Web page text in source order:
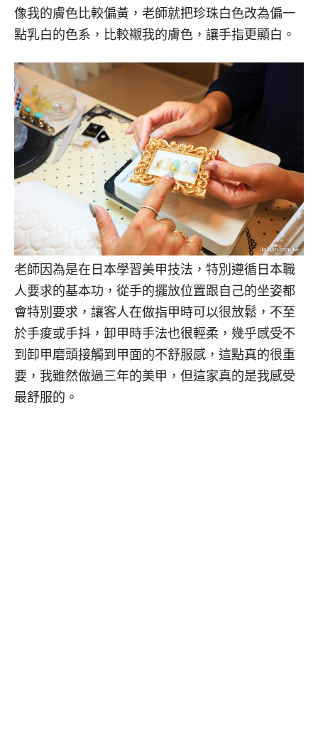
像我的膚色比較偏黃，老師就把珍珠白色改為偏一
點乳白的色系，比較襯我的膚色，讓手指更顯白。
老師因為是在日本學習美甲技法，特別遵循日本職
人要求的基本功，從手的擺放位置跟自己的坐姿都
會特別要求，讓客人在做指甲時可以很放鬆，不至
於手痠或手抖，卸甲時手法也很輕柔，幾乎感受不
到卸甲磨頭接觸到甲面的不舒服感，這點真的很重
要，我雖然做過三年的美甲，但這家真的是我感受
最舒服的。